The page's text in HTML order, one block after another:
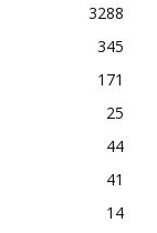
3288
345
171
25
44
41
14